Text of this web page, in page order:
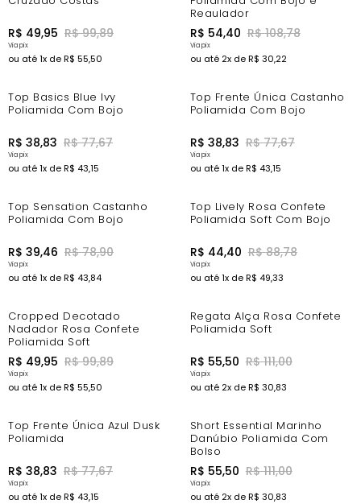
R$ 49,95 R$ 99,89
ou até1x deR$ 55,50
Regulador
R$ 54,40 R$ 108,78
ou até 2x deR$ 30,22
-44%
Top Basics Blue Ivy
Poliamida Com Bojo
R$ 38,83 R$ 77,67
ou até1x deR$ 43,15
-44%
Top Frente Única Castanho
Poliamida Com Bojo
R$ 38,83 R$ 77,67
ou até1x deR$ 43,15
-44%
Top Sensation Castanho
Poliamida Com Bojo
R$ 39,46 R$ 78,90
ou até1x deR$ 43,84
-44%
Top Lively Rosa Confete
Poliamida Soft Com Bojo
R$ 44,40 R$ 88,78
ou até1x deR$ 49,33
-44%
Cropped Decotado
Nadador Rosa Confete
Poliamida Soft
R$ 49,95 R$ 99,89
ou até1x deR$ 55,50
-44%
Regata Alça Rosa Confete
Poliamida Soft
R$ 55,50 R$ 111,00
ou até 2x deR$ 30,83
-44%
Top Frente Única Azul Dusk
Poliamida
R$ 38,83 R$ 77,67
ou até1x deR$ 43,15
-44%
Short Essential Marinho
Danúbio Poliamida Com
Bolso
R$ 55,50 R$ 111,00
ou até 2x deR$ 30,83